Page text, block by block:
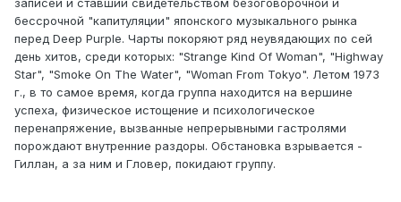
записей и ставший свидетельством безоговорочной и
бессрочной "капитуляции" японского музыкального рынка
перед Deep Purple. Чарты покоряют ряд неувядающих по сей
день хитов, среди которых: "Strange Kind Of Woman", "Highway
Star", "Smoke On The Water", "Woman From Tokyo". Летом 1973
г., в то самое время, когда группа находится на вершине
успеха, физическое истощение и психологическое
перенапряжение, вызванные непрерывными гастролями
порождают внутренние раздоры. Обстановка взрывается -
Гиллан, а за ним и Гловер, покидают группу.